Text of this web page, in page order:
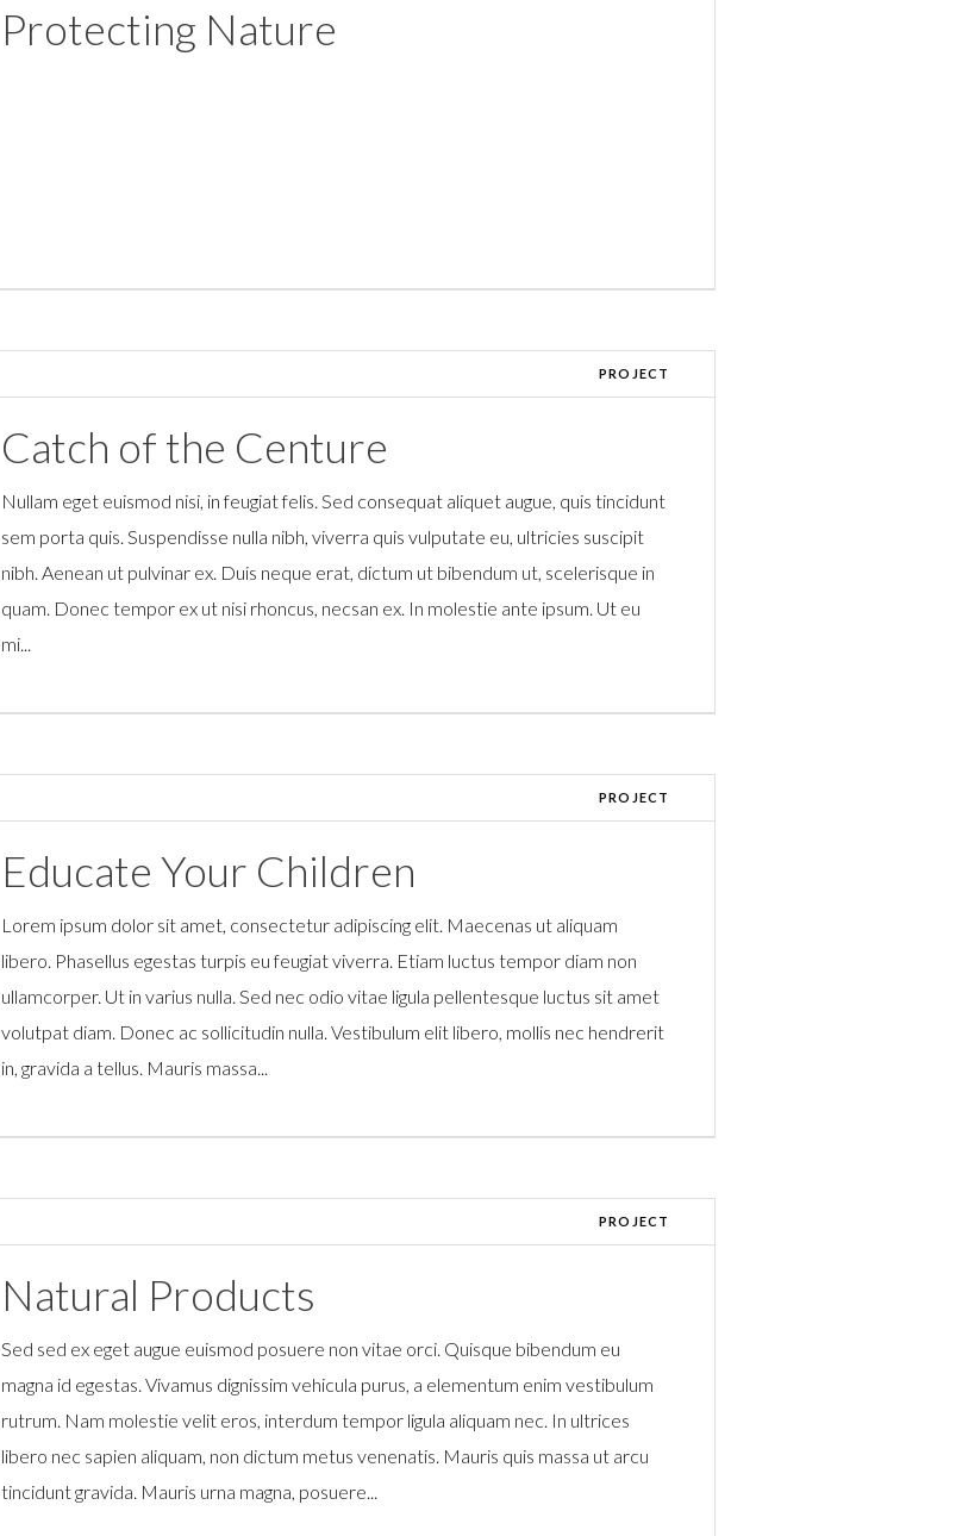
Protecting Nature
PROJECT
Catch of the Centure
Nullam eget euismod nisi, in feugiat felis. Sed consequat aliquet augue, quis tincidunt
sem porta quis. Suspendisse nulla nibh, viverra quis vulputate eu, ultricies suscipit
nibh. Aenean ut pulvinar ex. Duis neque erat, dictum ut bibendum ut, scelerisque in
quam. Donec tempor ex ut nisi rhoncus, necsan ex. In molestie ante ipsum. Ut eu
mi...
PROJECT
Educate Your Children
Lorem ipsum dolor sit amet, consectetur adipiscing elit. Maecenas ut aliquam
libero. Phasellus egestas turpis eu feugiat viverra. Etiam luctus tempor diam non
ullamcorper. Ut in varius nulla. Sed nec odio vitae ligula pellentesque luctus sit amet
volutpat diam. Donec ac sollicitudin nulla. Vestibulum elit libero, mollis nec hendrerit
in, gravida a tellus. Mauris massa...
PROJECT
Natural Products
Sed sed ex eget augue euismod posuere non vitae orci. Quisque bibendum eu
magna id egestas. Vivamus dignissim vehicula purus, a elementum enim vestibulum
rutrum. Nam molestie velit eros, interdum tempor ligula aliquam nec. In ultrices
libero nec sapien aliquam, non dictum metus venenatis. Mauris quis massa ut arcu
tincidunt gravida. Mauris urna magna, posuere...